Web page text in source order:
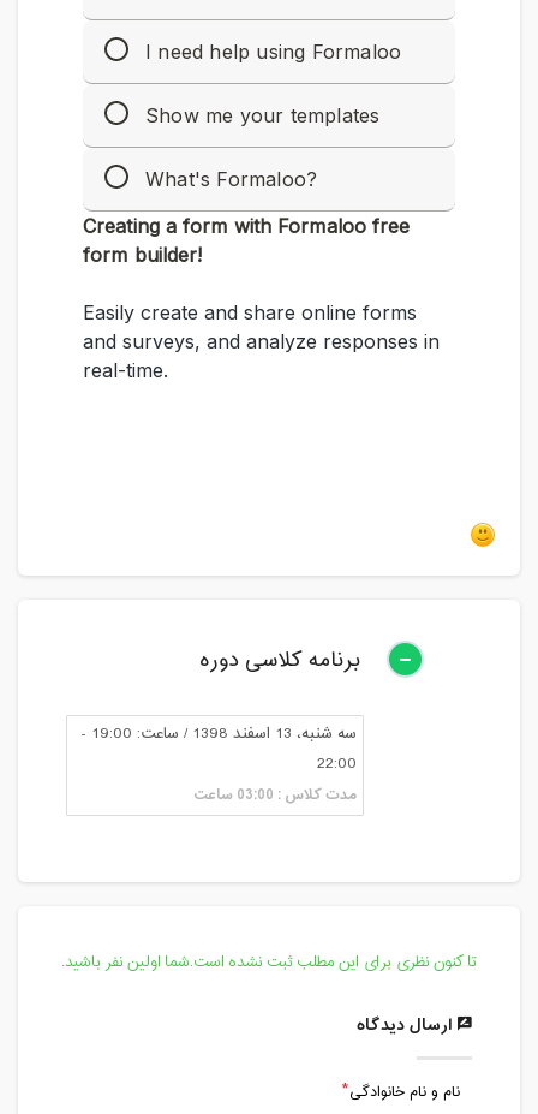
برنامه کلاسی دوره
سه شنبه، 13 اسفند 1398 / ساعت: 19:00 -
22:00
مدت کلاس : 03:00 ساعت
تا کنون نظری برای این مطلب ثبت نشده است.شما اولین نفر باشید.
ارسال دیدگاه
نام و نام خانوادگی